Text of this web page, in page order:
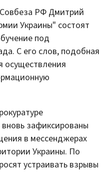
РФ Дмитрий
Украины" состоят
под
С его слов, подобная
осуществления
вновь зафиксированы
в мессенджерах
Украины. По
устраивать взрывы